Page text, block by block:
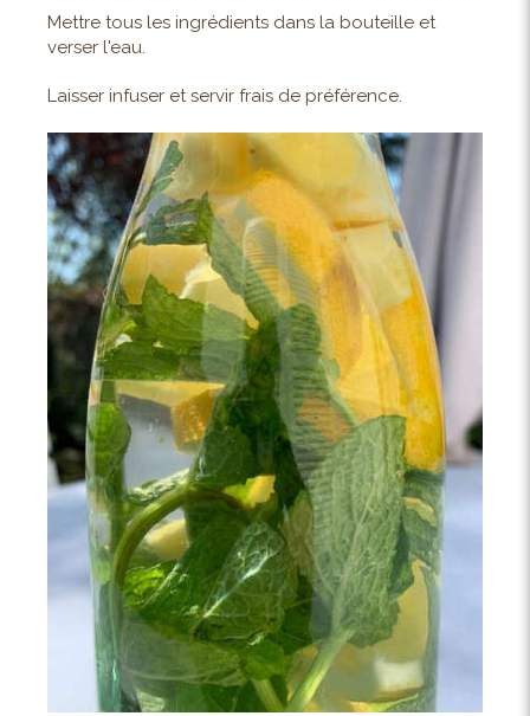
Mettre tous les ingrédients dans la bouteille et
verser l'eau.
Laisser infuser et servir frais de préférence.